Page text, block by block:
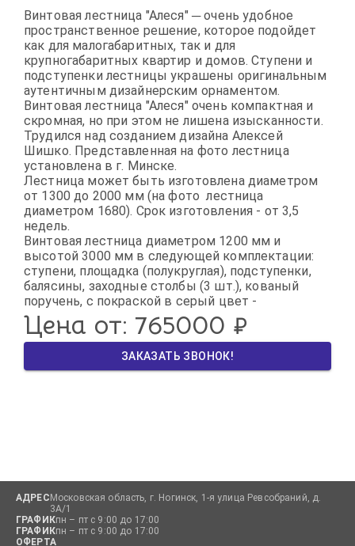
Винтовая лестница "Алеся" ─ очень удобное
пространственное решение, которое подойдет
как для малогабаритных, так и для
крупногабаритных квартир и домов. Ступени и
подступенки лестницы украшены оригинальным
аутентичным дизайнерским орнаментом.
Винтовая лестница "Алеся" очень компактная и
скромная, но при этом не лишена изысканности.
Трудился над созданием дизайна Алексей
Шишко. Представленная на фото лестница
установлена в г. Минске.
Лестница может быть изготовлена диаметром
от 1300 до 2000 мм (на фото  лестница
диаметром 1680). Срок изготовления - от 3,5
недель.
Винтовая лестница диаметром 1200 мм и
высотой 3000 мм в следующей комплектации:
ступени, площадка (полукруглая), подступенки,
балясины, заходные столбы (3 шт.), кованый
поручень, с покраской в серый цвет -
Цена от: 765000 ₽
ЗАКАЗАТЬ ЗВОНОК!
АДРЕС Московская область, г. Ногинск, 1-я улица Ревсобраний, д.
3А/1
ГРАФИКпн – пт с 9:00 до 17:00
ГРАФИКпн – пт с 9:00 до 17:00
ОФЕРТА